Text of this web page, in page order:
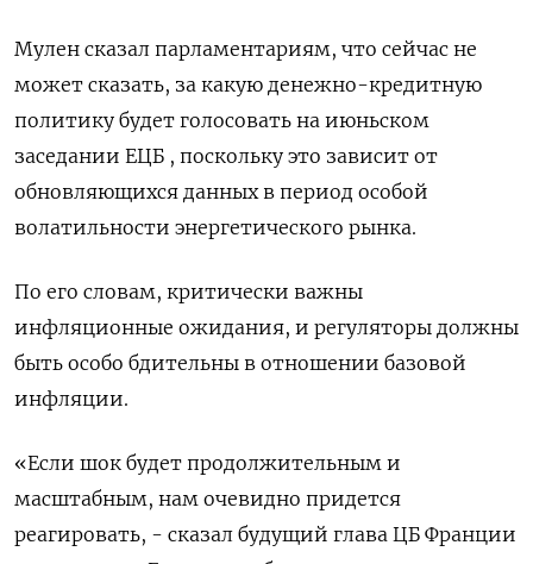
Мулен сказал ‌парламентариям, что сейчас не
может сказать, за какую денежно-кредитную
политику будет голосовать на июньском
заседании ЕЦБ , ​поскольку это зависит ​от
обновляющихся ‌данных в период особой
волатильности энергетического рынка.
По его словам, ​критически важны
инфляционные ожидания, и регуляторы должны
быть особо бдительны в отношении базовой
инфляции.
«Если шок будет продолжительным и
масштабным, нам очевидно придется
реагировать, - сказал будущий глава ЦБ Франции